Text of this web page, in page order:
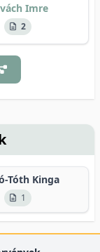
Imre
2
Tóth Kinga
1